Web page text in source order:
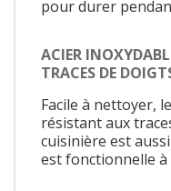
pour durer
ACIER
TRACES DE
Facile à nettoyer,
résistant aux
cuisinière est
est fonctionnelle